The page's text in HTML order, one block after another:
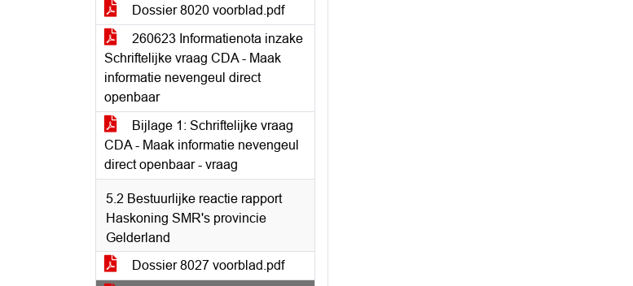
Dossier 8020 voorblad.pdf
260623 Informatienota inzake
Schriftelijke vraag CDA - Maak
informatie nevengeul direct
openbaar
Bijlage 1: Schriftelijke vraag
CDA - Maak informatie nevengeul
direct openbaar - vraag
5.2 Bestuurlijke reactie rapport
Haskoning SMR's provincie
Gelderland
Dossier 8027 voorblad.pdf